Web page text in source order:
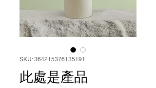
SKU: 364215376135191
此處是產品